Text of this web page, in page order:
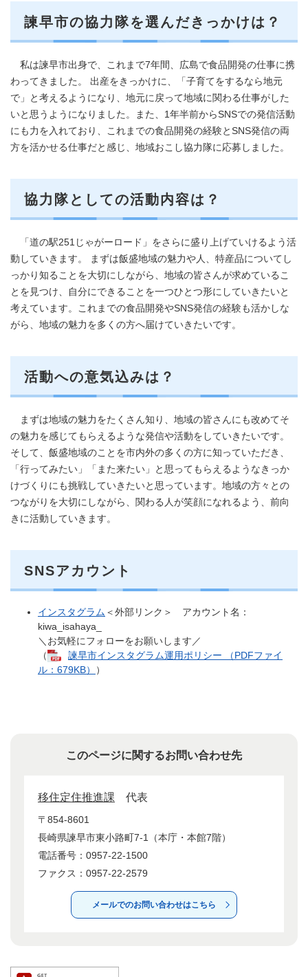
諫早市の協力隊を選んだきっかけは？
私は諫早市出身で、これまで7年間、広島で食品開発の仕事に携
わってきました。 出産をきっかけに、「子育てをするなら地元
で」と考えるようになり、地元に戻って地域に関わる仕事がした
いと思うようになりました。また、1年半前からSNSでの発信活動
にも力を入れており、これまでの食品開発の経験とSNS発信の両
方を活かせる仕事だと感じ、地域おこし協力隊に応募しました。
協力隊としての活動内容は？
「道の駅251じゃがーロード」をさらに盛り上げていけるよう活
動していきます。 まずは飯盛地域の魅力や人、特産品についてし
っかり知ることを大切にしながら、地域の皆さんが求めているこ
とを見つけ、自分にできることを一つひとつ形にしていきたいと
考えています。これまでの食品開発やSNS発信の経験も活かしな
がら、地域の魅力を多くの方へ届けていきたいです。
活動への意気込みは？
まずは地域の魅力をたくさん知り、地域の皆さんにも改めてそ
の魅力を感じてもらえるような発信や活動をしていきたいです。
そして、飯盛地域のことを市内外の多くの方に知っていただき、
「行ってみたい」「また来たい」と思ってもらえるようなきっか
けづくりにも挑戦していきたいと思っています。地域の方々との
つながりを大切にしながら、関わる人が笑顔になれるよう、前向
きに活動していきます。
SNSアカウント
インスタグラム ＜外部リンク＞
アカウント名：
kiwa_isahaya_
＼お気軽にフォローをお願いします／
（
諫早市インスタグラム運用ポリシー （PDFファイ
ル：679KB）
）​
このページに関するお問い合わせ先
移住定住推進課 代表
〒854-8601
長崎県諫早市東小路町7-1（本庁・本館7階）
電話番号：0957-22-1500
ファクス：0957-22-2579
メールでのお問い合わせはこちら